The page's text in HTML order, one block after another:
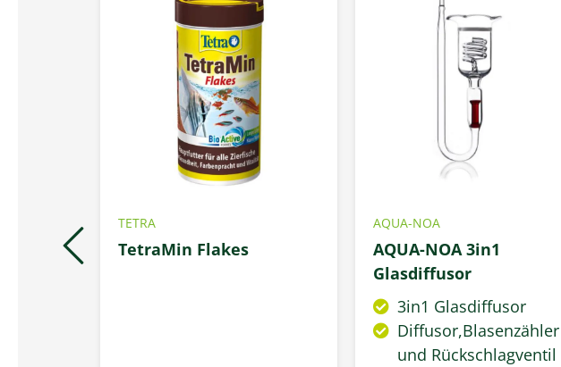
TETRA
TetraMin Flakes
AQUA-NOA
AQUA-NOA 3in1
Glasdiffusor
3in1 Glasdiffusor
Diffusor,Blasenzähler
und Rückschlagventil